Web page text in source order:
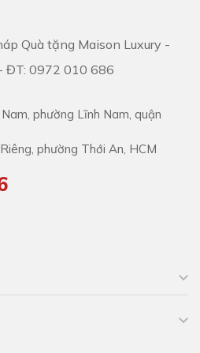
Quà tặng Maison Luxury -
ĐT: 0972 010 686
phường Lĩnh Nam, quận
phường Thới An, HCM